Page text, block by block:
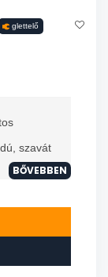
glettelő
szavát
BŐVEBBEN